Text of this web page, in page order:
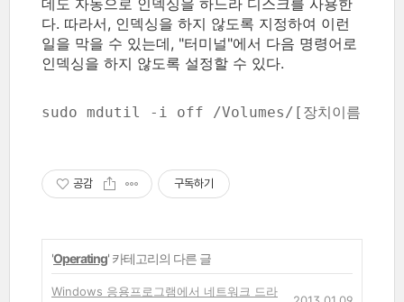
데도 자동으로 인덱싱을 하느라 디스크를 사용한
다. 따라서, 인덱싱을 하지 않도록 지정하여 이런
일을 막을 수 있는데, "터미널"에서 다음 명령어로
인덱싱을 하지 않도록 설정할 수 있다.
sudo mdutil -i off /Volumes/[장치이름]
공감 구독하기
'Operating' 카테고리의 다른 글
Windows 응용프로그램에서 네트워크 드라